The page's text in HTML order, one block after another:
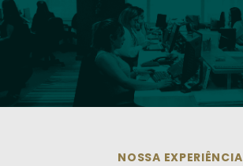
NOSSA EXPERIÊNCIA